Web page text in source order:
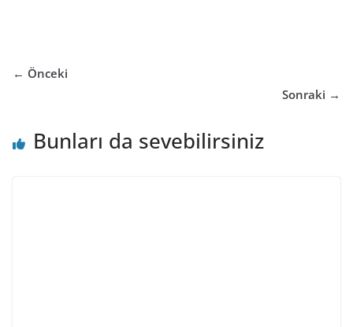
← Önceki
Sonraki →
Bunları da sevebilirsiniz